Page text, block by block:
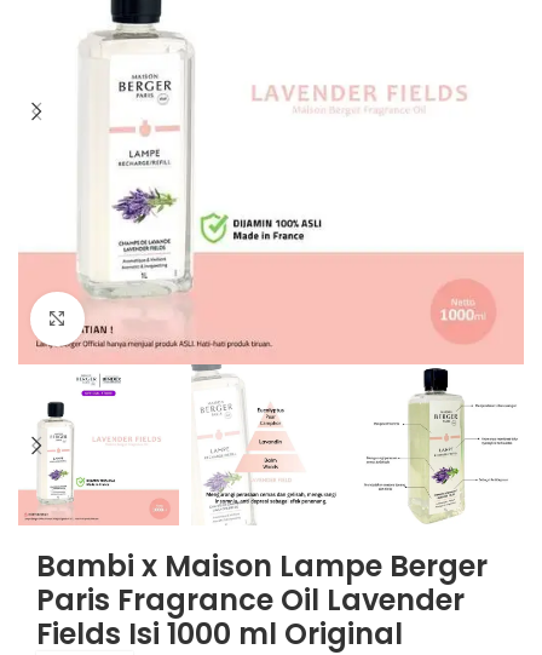
Click to enlarge
Bambi x Maison Lampe Berger
Paris Fragrance Oil Lavender
Fields Isi 1000 ml Original